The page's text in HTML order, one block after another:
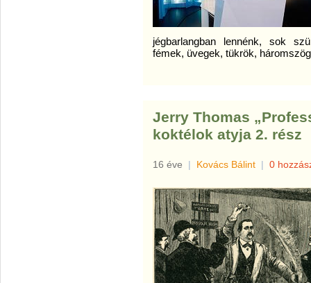
jégbarlangban lennénk, sok
fémek, üvegek, tükrök,
Jerry Thomas
koktélok atyja 2. rész
16 éve | Kovács Bálint | 0